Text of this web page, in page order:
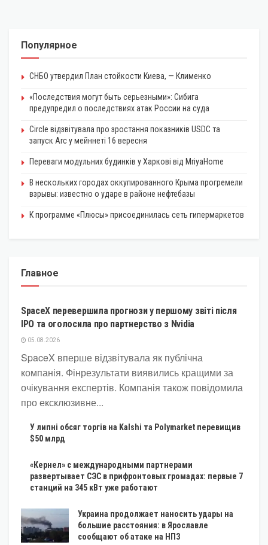
Популярное
СНБО утвердил План стойкости Киева, — Клименко
«Последствия могут быть серьезными»: Сибига
предупредил о последствиях атак России на суда
Circle відзвітувала про зростання показників USDC та
запуск Arc у мейннеті 16 вересня
Переваги модульних будинків у Харкові від MriyaHome
В нескольких городах оккупированного Крыма прогремели
взрывы: известно о ударе в районе нефтебазы
К программе «Плюсы» присоединилась сеть гипермаркетов
Главное
КРИПТОВАЛЮТА
SpaceX перевершила прогнози у першому звіті після
IPO та оголосила про партнерство з Nvidia
05.08.2026
SpaceX вперше відзвітувала як публічна
компанія. Фінрезультати виявились кращими за
очікування експертів. Компанія також повідомила
про ексклюзивне...
У липні обсяг торгів на Kalshi та Polymarket перевищив
$50 млрд
«Кернел» с международными партнерами
развертывает СЭС в прифронтовых громадах: первые 7
станций на 345 кВт уже работают
Украина продолжает наносить удары на
большие расстояния: в Ярославле
сообщают об атаке на НПЗ